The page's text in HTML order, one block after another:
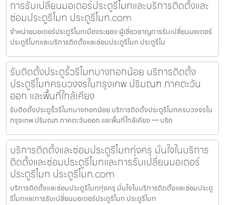
การรับเปลี่ยนมอเตอร์ประตูรีโมทและบริการติดตั้งและ
ซ่อมประตูรีโมท ประตูรีโมท.com
จำหน่ายมอเตอร์ประตูรีโมทเมืองระยอง ผู้เชี่ยวชาญการรับเปลี่ยนมอเตอร์
ประตูรีโมทและบริการติดตั้งและซ่อมประตูรีโมท ประตูรีโม
รับติดตั้งประตูรั้วรีโมทบางกอกน้อย บริการติดตั้ง
ประตูรีโมทครบวงจรในกรุงเทพ ปริมณฑ ภาคตะวัน
ออก และพื้นที่ใกล้เคียง
รับติดตั้งประตูรั้วรีโมทบางกอกน้อย บริการติดตั้งประตูรีโมทครบวงจรใน
กรุงเทพ ปริมณฑ ภาคตะวันออก และพื้นที่ใกล้เคียง — บริก
บริการติดตั้งและซ่อมประตูรีโมททุ่งครุ มั่นใจในบริการ
ติดตั้งและซ่อมประตูรีโมทและการรับเปลี่ยนมอเตอร์
ประตูรีโมท ประตูรีโมท.com
บริการติดตั้งและซ่อมประตูรีโมททุ่งครุ มั่นใจในบริการติดตั้งและซ่อมประตู
รีโมทและการรับเปลี่ยนมอเตอร์ประตูรีโมท ประตูรีโมท